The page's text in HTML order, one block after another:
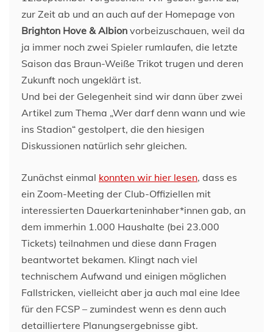
zur Zeit ab und an auch auf der Homepage von
Brighton Hove & Albion vorbeizuschauen, weil da
ja immer noch zwei Spieler rumlaufen, die letzte
Saison das Braun-Weiße Trikot trugen und deren
Zukunft noch ungeklärt ist.
Und bei der Gelegenheit sind wir dann über zwei
Artikel zum Thema „Wer darf denn wann und wie
ins Stadion“ gestolpert, die den hiesigen
Diskussionen natürlich sehr gleichen.
Zunächst einmal konnten wir hier lesen, dass es
ein Zoom-Meeting der Club-Offiziellen mit
interessierten Dauerkarteninhaber*innen gab, an
dem immerhin 1.000 Haushalte (bei 23.000
Tickets) teilnahmen und diese dann Fragen
beantwortet bekamen. Klingt nach viel
technischem Aufwand und einigen möglichen
Fallstricken, vielleicht aber ja auch mal eine Idee
für den FCSP – zumindest wenn es denn auch
detailliertere Planungsergebnisse gibt.